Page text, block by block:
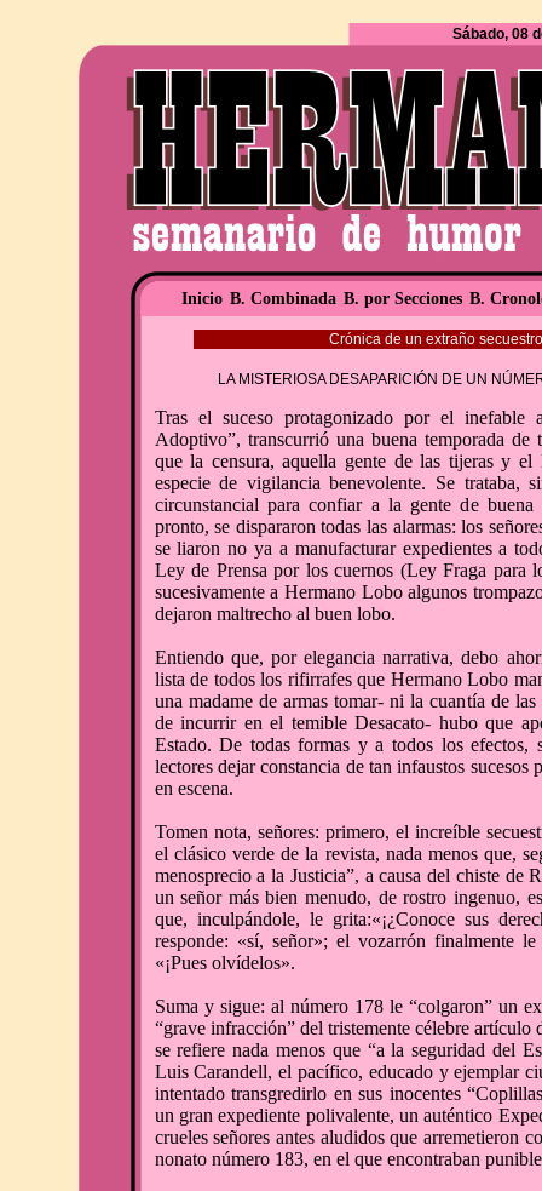
Sábado, 08
Inicio B. Combinada B. por Secciones B.
Crónica de un extraño
LA MISTERIOSA DESAPARICIÓN DE UN
Tras el suceso protagonizado por el
Adoptivo”, transcurrió una buena temporada de
que la censura, aquella gente de las tijeras y
especie de vigilancia benevolente. Se trataba,
circunstancial para confiar a la gente de
pronto, se dispararon todas las alarmas: los
se liaron no ya a manufacturar expedientes a
Ley de Prensa por los cuernos (Ley Fraga para
sucesivamente a Hermano Lobo algunos
dejaron maltrecho al buen lobo.
Entiendo que, por elegancia narrativa, debo
lista de todos los rifirrafes que Hermano Lobo
una madame de armas tomar- ni la cuantía de
de incurrir en el temible Desacato- hubo que
Estado. De todas formas y a todos los efectos,
lectores dejar constancia de tan infaustos
en escena.
Tomen nota, señores: primero, el increíble
el clásico verde de la revista, nada menos que,
menosprecio a la Justicia”, a causa del chiste de
un señor más bien menudo, de rostro ingenuo,
que, inculpándole, le grita:«¡¿Conoce sus
responde: «sí, señor»; el vozarrón finalmente
«¡Pues olvídelos».
Suma y sigue: al número 178 le “colgaron” un
“grave infracción” del tristemente célebre artículo
se refiere nada menos que “a la seguridad del
Luis Carandell, el pacífico, educado y ejemplar
intentado transgredirlo en sus inocentes
un gran expediente polivalente, un auténtico
crueles señores antes aludidos que arremetieron
nonato número 183, en el que encontraban